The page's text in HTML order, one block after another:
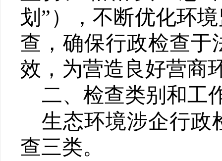
划 ”），不断优化环
查，确保行政检查于
效，为营造良好营商
二、 检查类别和工
生态环境涉企行政
查三类。